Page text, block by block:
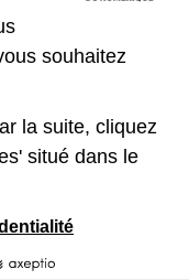
souhaitez
la suite, cliquez
situé dans le